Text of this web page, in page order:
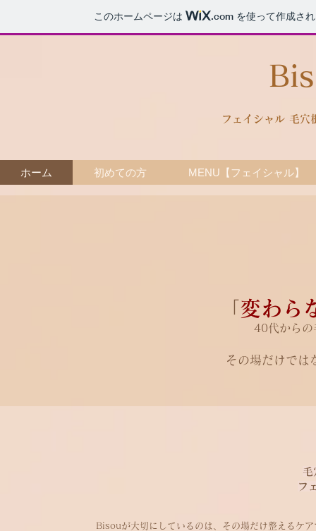
このホームページは .com を使って作成さ
フェイシャル 毛穴
ホーム 初めての方 MENU【フェイシャル】
変わら
40代からの
その場だけでは
毛
フ
Bisouが大切にしているのは、その場だけ整えるケ